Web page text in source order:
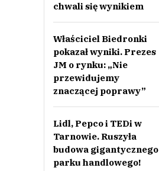
chwali się wynikiem
Właściciel Biedronki
pokazał wyniki. Prezes
JM o rynku: „Nie
przewidujemy
znaczącej poprawy”
Lidl, Pepco i TEDi w
Tarnowie. Ruszyła
budowa gigantycznego
parku handlowego!